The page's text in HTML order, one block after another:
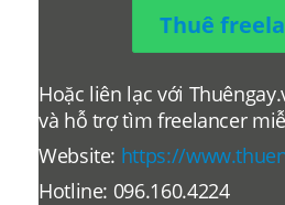
Thuê
Hoặc liên lạc với
và hỗ trợ tìm freelancer
Website: https://
Hotline: 096.160.4224